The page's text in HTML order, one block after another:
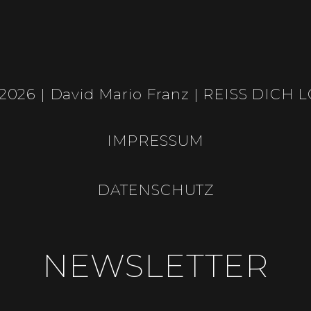
| David Mario Franz | REISS DICH
IMPRESSUM
DATENSCHUTZ
NEWSLETTER